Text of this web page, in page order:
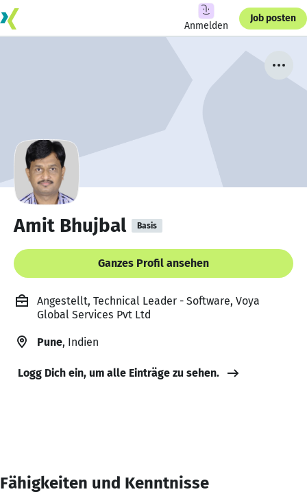
Anmelden
Job posten
Amit Bhujbal Basis
Ganzes Profil ansehen
Angestellt, Technical Leader - Software, Voya
Global Services Pvt Ltd
Pune, Indien
Logg Dich ein, um alle Einträge zu sehen.
Fähigkeiten und Kenntnisse